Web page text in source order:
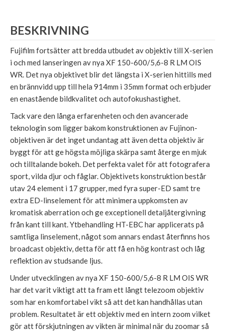
BESKRIVNING
Fujifilm fortsätter att bredda utbudet av objektiv till X-serien
i och med lanseringen av nya XF 150-600/5,6-8 R LM OIS
WR. Det nya objektivet blir det längsta i X-serien hittills med
en brännvidd upp till hela 914mm i 35mm format och erbjuder
en enastående bildkvalitet och autofokushastighet.
Tack vare den långa erfarenheten och den avancerade
teknologin som ligger bakom konstruktionen av Fujinon-
objektiven är det inget undantag att även detta objektiv är
byggt för att ge högsta möjliga skärpa samt återge en mjuk
och tilltalande bokeh. Det perfekta valet för att fotografera
sport, vilda djur och fåglar. Objektivets konstruktion består
utav 24 element i 17 grupper, med fyra super-ED samt tre
extra ED-linselement för att minimera uppkomsten av
kromatisk aberration och ge exceptionell detaljåtergivning
från kant till kant. Ytbehandling HT-EBC har applicerats på
samtliga linselement, något som annars endast återfinns hos
broadcast objektiv, detta för att få en hög kontrast och låg
reflektion av studsande ljus.
Under utvecklingen av nya XF 150-600/5,6-8 R LM OIS WR
har det varit viktigt att ta fram ett långt telezoom objektiv
som har en komfortabel vikt så att det kan handhållas utan
problem. Resultatet är ett objektiv med en intern zoom vilket
gör att förskjutningen av vikten är minimal när du zoomar så